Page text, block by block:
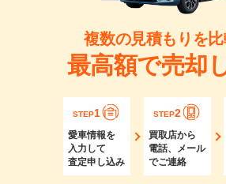
複数の見積もりを
最高額で売却
STEP1
愛車情報を
入力して
査定申し込み
STEP2
買取店から
電話、メール
でご連絡